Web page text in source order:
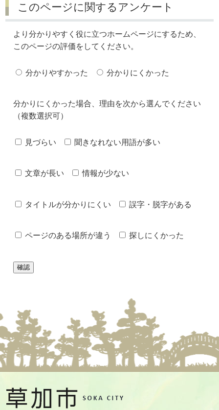
このページに関するアンケート
より分かりやすく役に立つホームページにするため、
このページの評価をしてください。
分かりやすかった 分かりにくかった
分かりにくかった場合、理由を次から選んでください
（複数選択可）
見づらい 聞きなれない用語が多い
文章が長い 情報が少ない
タイトルが分かりにくい 誤字・脱字がある
ページのある場所が違う 探しにくかった